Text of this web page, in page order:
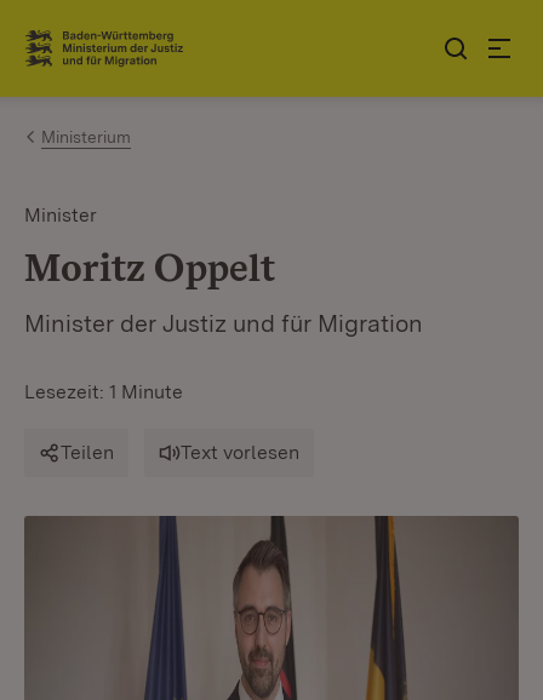
Zum Inhalt springen
Link zur Startseite
Ministerium
Minister
Moritz Oppelt
Minister der Justiz und für Migration
Lesezeit: 1 Minute
Teilen Text vorlesen